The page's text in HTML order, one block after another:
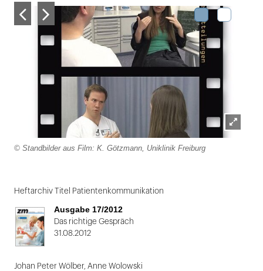
Lightbox
© Standbilder aus Film: K. Götzmann, Uniklinik Freiburg
1
von
2
Heftarchiv Titel Patientenkommunikation
Ausgabe 17/2012
Das richtige Gespräch
31.08.2012
Johan Peter Wölber, Anne Wolowski